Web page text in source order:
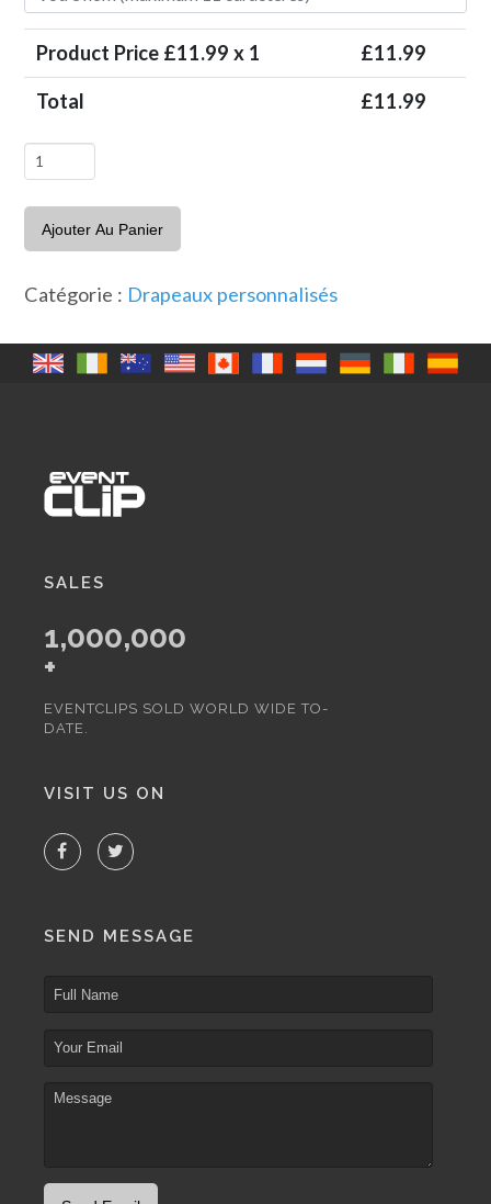
Product Price £11.99 x 1 £11.99
Total
£11.99
quantité
Scotland
Flag
with
x
Ajouter Au Panier
Catégorie : Drapeaux personnalisés
SALES
1,000,000
+
EVENTCLIPS SOLD WORLD WIDE TO-
DATE.
VISIT US ON
SEND MESSAGE